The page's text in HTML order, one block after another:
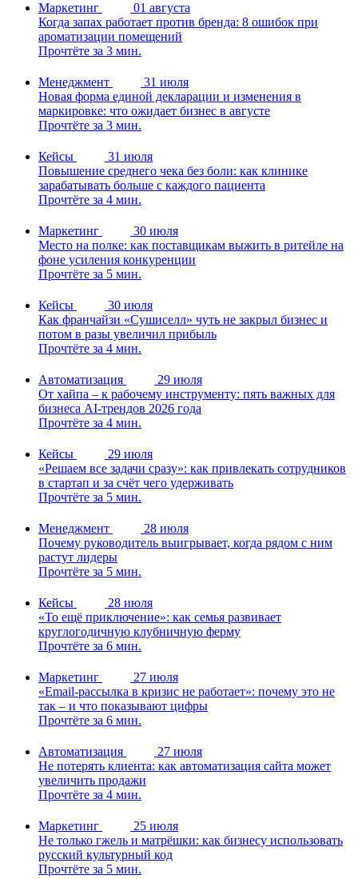
Маркетинг
01 августа
Когда запах работает против бренда: 8 ошибок при
ароматизации помещений
Прочтёте за 3 мин.
Менеджмент
31 июля
Новая форма единой декларации и изменения в
маркировке: что ожидает бизнес в августе
Прочтёте за 3 мин.
Кейсы
31 июля
Повышение среднего чека без боли: как клинике
зарабатывать больше с каждого пациента
Прочтёте за 4 мин.
Маркетинг
30 июля
Место на полке: как поставщикам выжить в ритейле на
фоне усиления конкуренции
Прочтёте за 5 мин.
Кейсы
30 июля
Как франчайзи «Сушиселл» чуть не закрыл бизнес и
потом в разы увеличил прибыль
Прочтёте за 4 мин.
Автоматизация
29 июля
От хайпа – к рабочему инструменту: пять важных для
бизнеса AI-трендов 2026 года
Прочтёте за 4 мин.
Кейсы
29 июля
«Решаем все задачи сразу»: как привлекать сотрудников
в стартап и за счёт чего удерживать
Прочтёте за 5 мин.
Менеджмент
28 июля
Почему руководитель выигрывает, когда рядом с ним
растут лидеры
Прочтёте за 5 мин.
Кейсы
28 июля
«То ещё приключение»: как семья развивает
круглогодичную клубничную ферму
Прочтёте за 6 мин.
Маркетинг
27 июля
«Email-рассылка в кризис не работает»: почему это не
так – и что показывают цифры
Прочтёте за 6 мин.
Автоматизация
27 июля
Не потерять клиента: как автоматизация сайта может
увеличить продажи
Прочтёте за 4 мин.
Маркетинг
25 июля
Не только гжель и матрёшки: как бизнесу использовать
русский культурный код
Прочтёте за 5 мин.